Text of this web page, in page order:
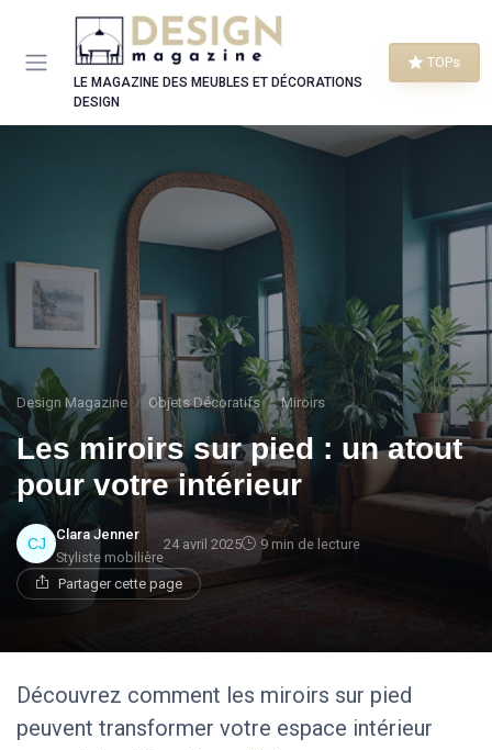
LE MAGAZINE DES MEUBLES ET DÉCORATIONS
DESIGN
TOPs
Design Magazine Objets Décoratifs Miroirs
Les miroirs sur pied : un atout
pour votre intérieur
Clara Jenner
Styliste mobilière
24 avril 2025 9 min de lecture
Partager cette page
Découvrez comment les miroirs sur pied
peuvent transformer votre espace intérieur
Panneau de gestion des cookies